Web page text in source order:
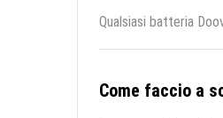
Qualsiasi batteria
Come faccio a